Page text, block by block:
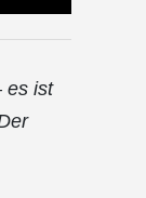
es ist